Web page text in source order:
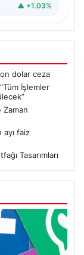
▲ +1.03%
dolar ceza
İşlemler
Zaman
ayı faiz
Tasarımları